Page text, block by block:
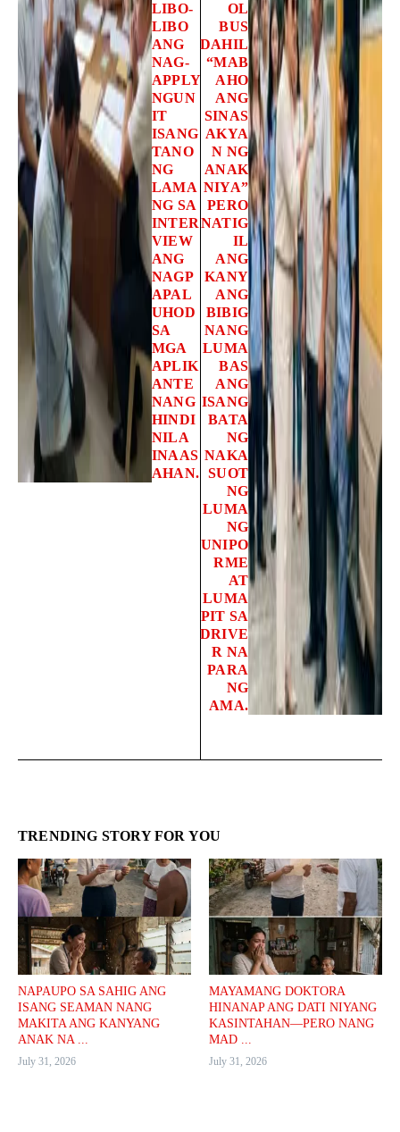
LIBO-
LIBO
ANG
NAG-
APPLY
NGUN
IT
ISANG
TANO
NG
LAMA
NG SA
INTER
VIEW
ANG
NAGP
APAL
UHOD
SA
MGA
APLIK
ANTE
NANG
HINDI
NILA
INAAS
AHAN.
OL
BUS
DAHIL
“MAB
AHO
ANG
SINAS
AKYA
N NG
ANAK
NIYA”
PERO
NATIG
IL
ANG
KANY
ANG
BIBIG
NANG
LUMA
BAS
ANG
ISANG
BATA
NG
NAKA
SUOT
NG
LUMA
NG
UNIPO
RME
AT
LUMA
PIT SA
DRIVE
R NA
PARA
NG
AMA.
TRENDING STORY FOR YOU
NAPAUPO SA SAHIG ANG
ISANG SEAMAN NANG
MAKITA ANG KANYANG
ANAK NA ...
July 31, 2026
MAYAMANG DOKTORA
HINANAP ANG DATI NIYANG
KASINTAHAN—PERO NANG
MAD ...
July 31, 2026